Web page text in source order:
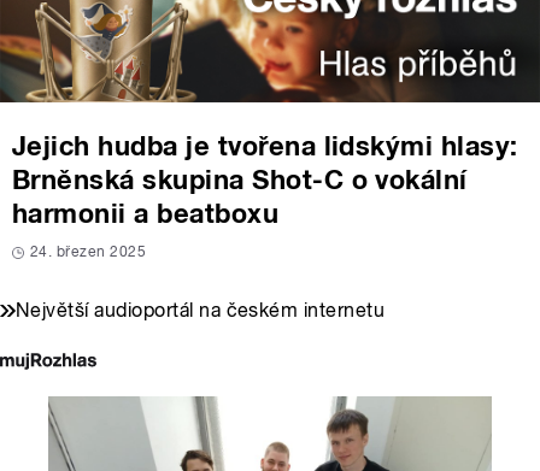
Jejich hudba je tvořena lidskými hlasy:
Brněnská skupina Shot-C o vokální
harmonii a beatboxu
24. březen 2025
Největší audioportál na českém internetu